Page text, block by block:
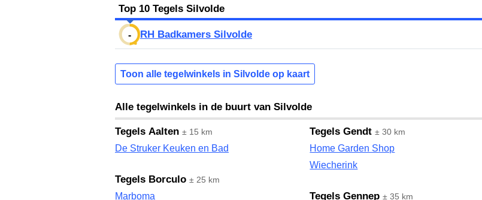
Top 10 Tegels Silvolde
- RH Badkamers Silvolde
Toon alle tegelwinkels in Silvolde op kaart
Alle tegelwinkels in de buurt van Silvolde
Tegels Aalten ± 15 km
De Struker Keuken en Bad
Tegels Borculo ± 25 km
Marboma
Tegels Gendt ± 30 km
Home Garden Shop
Wiecherink
Tegels Gennep ± 35 km